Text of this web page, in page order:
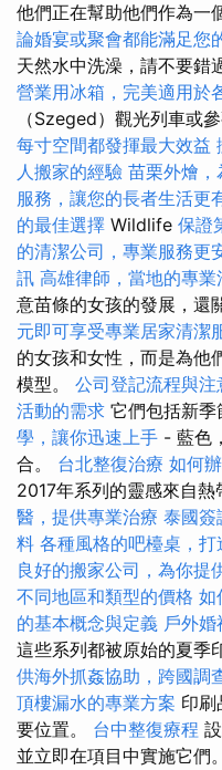
他們正在幫助他們作為一
論婚宴或聚會都能滿足您
天然水中洗澡，請不要錯
營業用冰箱，完美適用於
（Szeged）觀光列車或
每寸空間都發揮最大效益
人搬家的經驗 苗栗外燴，
服務，讓您的長者生活更
的最佳選擇 Wildlife 保證
的清潔公司，專業服務更
訊 高雄律師，當地的專業
意苗條的女孩的發展，還
元即可享受專業居家清潔
的女孩和女性，而是為他
模型。 公司登記流程與注
活動的需求 它們包括新
學，讓你迅速上手 - 藍色
合。 台北整復治療 如何
2017年系列的靈感來自熱
醫，提供專業治療 泰國簽
料 各種風格的吧檯桌，
良好的搬家公司，為你提
不同地區和類型的價格 如
的基本概念與定義 戶外
這些系列都被原始的夏季
供海外抓姦協助，跨國調
頂樓漏水的專業方案 印刷
要位置。 台中整復療程
並立即在項目中實施它們